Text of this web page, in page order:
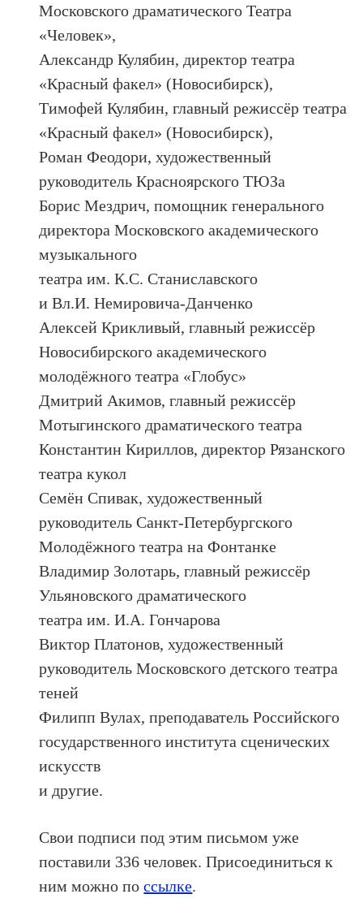
Московского драматического Театра
«Человек»,
Александр Кулябин, директор театра
«Красный факел» (Новосибирск),
Тимофей Кулябин, главный режиссёр театра
«Красный факел» (Новосибирск),
Роман Феодори, художественный
руководитель Красноярского ТЮЗа
Борис Мездрич, помощник генерального
директора Московского академического
музыкального
театра им. К.С. Станиславского
и Вл.И. Немировича-Данченко
Алексей Крикливый, главный режиссёр
Новосибирского академического
молодёжного театра «Глобус»
Дмитрий Акимов, главный режиссёр
Мотыгинского драматического театра
Константин Кириллов, директор Рязанского
театра кукол
Семён Спивак, художественный
руководитель Санкт-Петербургского
Молодёжного театра на Фонтанке
Владимир Золотарь, главный режиссёр
Ульяновского драматического
театра им. И.А. Гончарова
Виктор Платонов, художественный
руководитель Московского детского театра
теней
Филипп Вулах, преподаватель Российского
государственного института сценических
искусств
и другие.
Свои подписи под этим письмом уже
поставили 336 человек. Присоединиться к
ним можно поссылке.